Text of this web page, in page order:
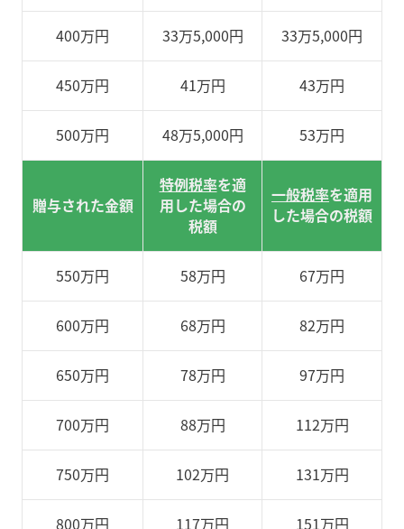
400万円 33万5,000円 33万5,000円
450万円 41万円 43万円
500万円 48万5,000円 53万円
贈与された金額
特例税率を適
用した場合の
税額
一般税率を適用
した場合の税額
550万円 58万円 67万円
600万円 68万円 82万円
650万円 78万円 97万円
700万円 88万円 112万円
750万円 102万円 131万円
800万円 117万円 151万円